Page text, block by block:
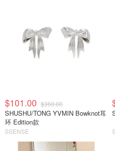
$101.00 $360.00
SHUSHU/TONG YVMIN Bowknot耳
环 Edition款
SSENSE